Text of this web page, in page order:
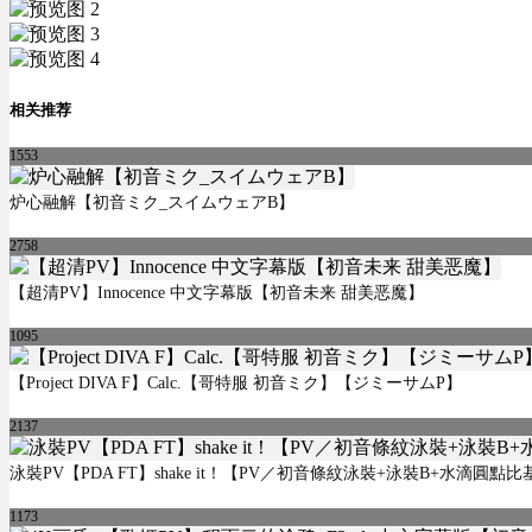
相关推荐
1553
炉心融解【初音ミク_スイムウェアB】
2758
【超清PV】Innocence 中文字幕版【初音未来 甜美恶魔】
1095
【Project DIVA F】Calc.【哥特服 初音ミク】【ジミーサムP】
2137
泳裝PV【PDA FT】shake it！【PV／初音條紋泳裝+泳裝B+水滴圓點比
1173